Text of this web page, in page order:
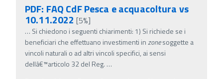
PDF: FAQ CdF Pesca e acquacoltura vs
10.11.2022 [5%]
… Si chiedono i seguenti chiarimenti: 1) Si richiede se i
beneficiari che effettuano investimenti inzonesoggette a
vincoli naturali o ad altri vincoli specifici, ai sensi
dellâ€™articolo 32 del Reg. …